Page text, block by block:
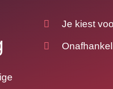
Je kiest